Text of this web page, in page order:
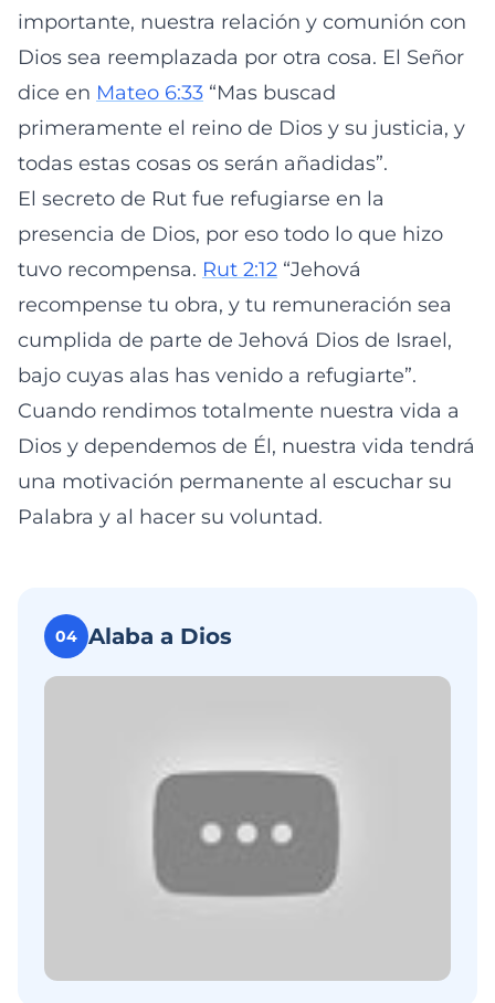
importante, nuestra relación y comunión con
Dios sea reemplazada por otra cosa. El Señor
dice en Mateo 6:33 “Mas buscad
primeramente el reino de Dios y su justicia, y
todas estas cosas os serán añadidas”.
El secreto de Rut fue refugiarse en la
presencia de Dios, por eso todo lo que hizo
tuvo recompensa. Rut 2:12 “Jehová
recompense tu obra, y tu remuneración sea
cumplida de parte de Jehová Dios de Israel,
bajo cuyas alas has venido a refugiarte”.
Cuando rendimos totalmente nuestra vida a
Dios y dependemos de Él, nuestra vida tendrá
una motivación permanente al escuchar su
Palabra y al hacer su voluntad.
04 Alaba a Dios